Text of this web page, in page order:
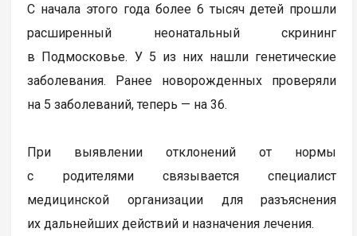
С начала этого года более 6 тысяч детей прошли
расширенный неонатальный скрининг
в Подмосковье. У 5 из них нашли генетические
заболевания. Ранее новорожденных проверяли
на 5 заболеваний, теперь — на 36.
При выявлении отклонений от нормы
с родителями связывается специалист
медицинской организации для разъяснения
их дальнейших действий и назначения лечения.